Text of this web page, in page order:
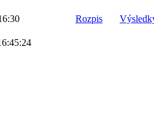
Rozpis